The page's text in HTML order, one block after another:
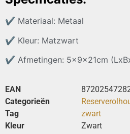
✔ Materiaal: Metaal
✔ Kleur: Matzwart
✔ Afmetingen: 5x9x21cm
EAN
Categorieën
Tag
zwart
Kleur
Zwart